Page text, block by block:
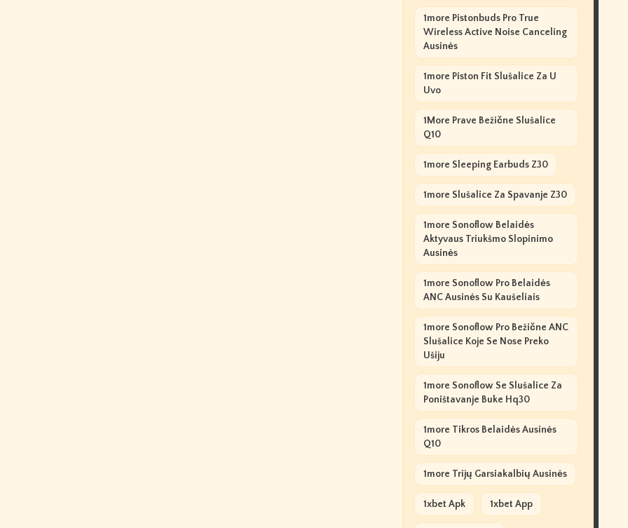
1more Pistonbuds Pro True
Wireless Active Noise Canceling
Ausinės
1more Piston Fit Slušalice Za U
Uvo
1More Prave Bežične Slušalice
Q10
1more Sleeping Earbuds Z30
1more Slušalice Za Spavanje Z30
1more Sonoflow Belaidės
Aktyvaus Triukšmo Slopinimo
Ausinės
1more Sonoflow Pro Belaidės
ANC Ausinės Su Kaušeliais
1more Sonoflow Pro Bežične ANC
Slušalice Koje Se Nose Preko
Ušiju
1more Sonoflow Se Slušalice Za
Poništavanje Buke Hq30
1more Tikros Belaidės Ausinės
Q10
1more Trijų Garsiakalbių Ausinės
1xbet Apk 1xbet App